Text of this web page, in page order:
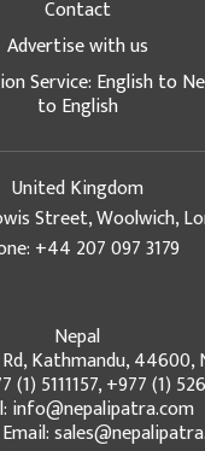
Contact
Advertise with us
Service: English to
to English
United Kingdom
Street, Woolwich,
+44 207 097 3179
Nepal
Kathmandu, 44600,
(1) 5111157, +977 (1)
info@nepalipatra.com